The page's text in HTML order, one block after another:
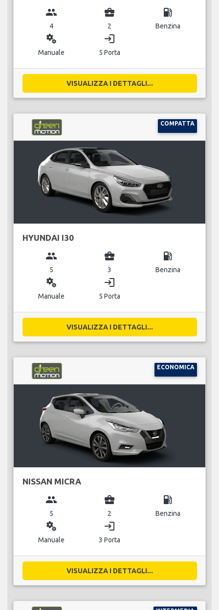
group
4
business_center
2
local_gas_station
Benzina
miscellaneous_services
Manuale
login
5 Porta
VISUALIZZA I DETTAGLI...
COMPATTA
HYUNDAI I30
group
5
business_center
3
local_gas_station
Benzina
miscellaneous_services
Manuale
login
5 Porta
VISUALIZZA I DETTAGLI...
ECONOMICA
NISSAN MICRA
group
5
business_center
2
local_gas_station
Benzina
miscellaneous_services
Manuale
login
3 Porta
VISUALIZZA I DETTAGLI...